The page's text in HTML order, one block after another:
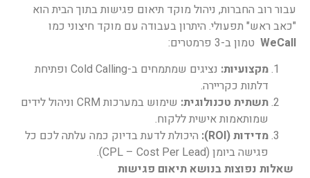
עבור רוב החברות, ניהול מוקד תיאום פגישות בתוך הבית הוא
"כאב ראש" תפעולי. היתרון בעבודה עם מוקד חיצוני כמו
WeCall טמון ב-3 פרמטרים:
מקצועיות:
נציגים שמתמחים ב-Cold Calling ופתיחת
דלתות כקריירה.
תשתית טכנולוגית:
שימוש במערכות CRM וניהול לידים
שמותאמות אישית ללקוח.
מדידות(ROI):
היכולת לדעת בדיוק כמה עלתה לכם כל
פגישה ביומן (CPL – Cost Per Lead).
שאלות נפוצות בנושא תיאום פגישות